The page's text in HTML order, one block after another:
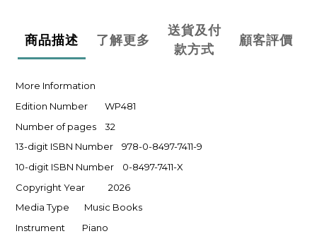
商品描述 了解更多
送貨及付
款方式
顧客評價
More Information
Edition Number WP481
Number of pages 32
13-digit ISBN Number 978-0-8497-7411-9
10-digit ISBN Number 0-8497-7411-X
Copyright Year 2026
Media Type Music Books
Instrument Piano